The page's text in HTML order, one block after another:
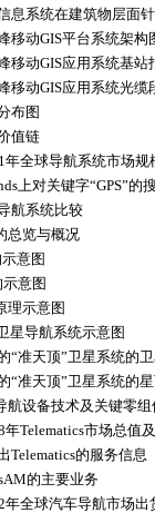
息系统在建筑物层面
移动GIS平台系统架构
移动GIS应用系统基站
移动GIS应用系统光缆
布图
值链
年全球导航系统市场规
上对关键字“GPS”的
航系统比较
总览与概况
意图
示意图
理示意图
星导航系统示意图
“准天顶”卫星系统的
“准天顶”卫星系统的
航设备技术及关键零组
年Telematics市场总值
Telematics的服务信息
的主要业务
年全球汽车导航市场出